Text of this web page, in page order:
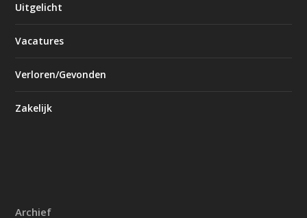
Uitgelicht
Vacatures
Verloren/Gevonden
Zakelijk
Archief